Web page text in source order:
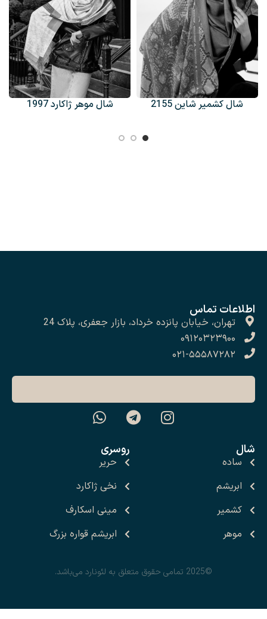
شال کشمیر شاین 2155 شال موهر ژاکارد 1997
شال
ساده
ابریشم
کشمیر
موهر
روسری
حریر
نخی ژاکارد
مینی اسکارف
ابریشم قواره بزرگ
اطلاعات تماس
تهران، خیابان پانزده خرداد، بازار جعفری، پلاک 24
۰۹۱۲۰۳۲۳۹۰۰
۰۲۱-۵۵۵۸۷۲۸۲
©2025 تمامی حقوق متعلق به لئونارد می‌باشد.